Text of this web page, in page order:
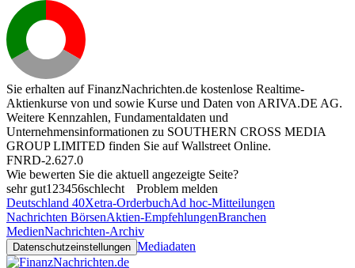
Sie erhalten auf FinanzNachrichten.de kostenlose Realtime-
Aktienkurse von und sowie Kurse und Daten von ARIVA.DE AG.
Weitere Kennzahlen, Fundamentaldaten und
Unternehmensinformationen zu SOUTHERN CROSS MEDIA
GROUP LIMITED finden Sie aufWallstreet Online.
FNRD-2.627.0
Wie bewerten Sie die aktuell angezeigte Seite?
sehr gut1 23456schlecht
Problem melden
Deutschland 40Xetra-OrderbuchAd hoc-Mitteilungen
Nachrichten BörsenAktien-EmpfehlungenBranchen
MedienNachrichten-Archiv
Datenschutzeinstellungen Mediadaten